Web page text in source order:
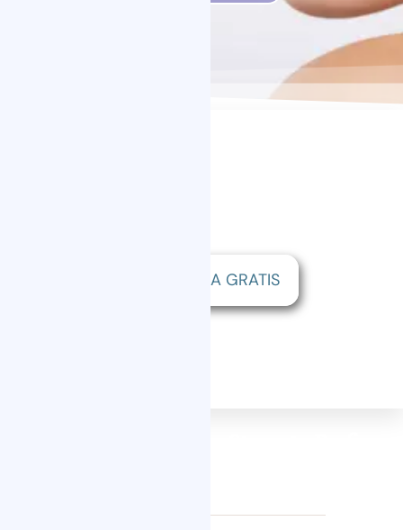
CITA MÉDICA GRATIS